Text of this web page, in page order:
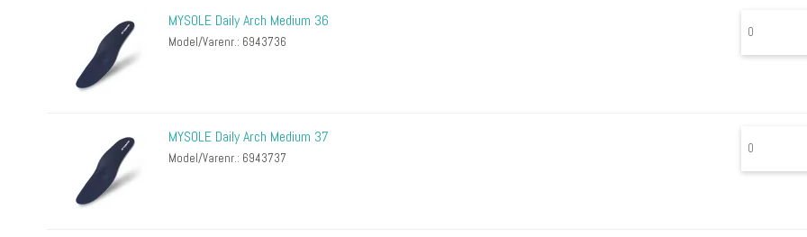
MYSOLE Daily Arch Medium 36
Model/Varenr.: 6943736
MYSOLE Daily Arch Medium 37
Model/Varenr.: 6943737